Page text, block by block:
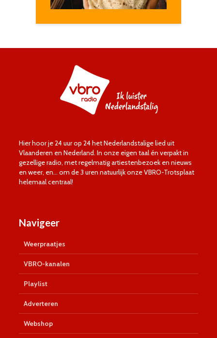
Hier hoor je 24 uur op 24 het Nederlandstalige lied uit
Vlaanderen en Nederland. In onze eigen taal én verpakt in
gezellige radio, met regelmatig artiestenbezoek en nieuws
en weer, en… om de 3 uren natuurlijk onze VBRO-Trotsplaat
helemaal centraal!
Navigeer
Weerpraatjes
VBRO-kanalen
Playlist
Adverteren
Webshop